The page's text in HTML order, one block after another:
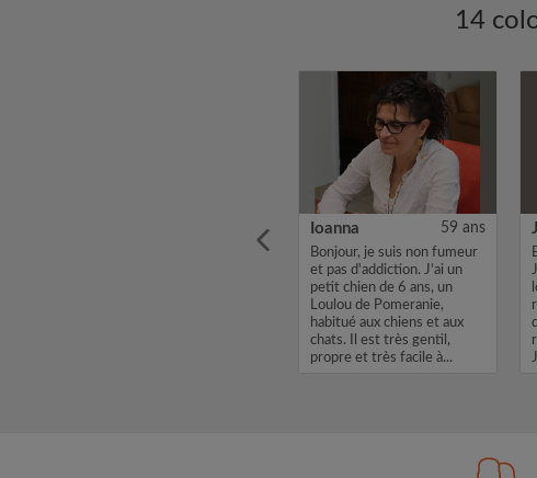
14
Ioanna 59 ans
Bonjour, je suis non fumeur
et pas d'addiction. J'ai un
petit chien de 6 ans, un
Loulou de Pomeranie,
habitué aux chiens et aux
chats. Il est très gentil,
propre et très facile à...